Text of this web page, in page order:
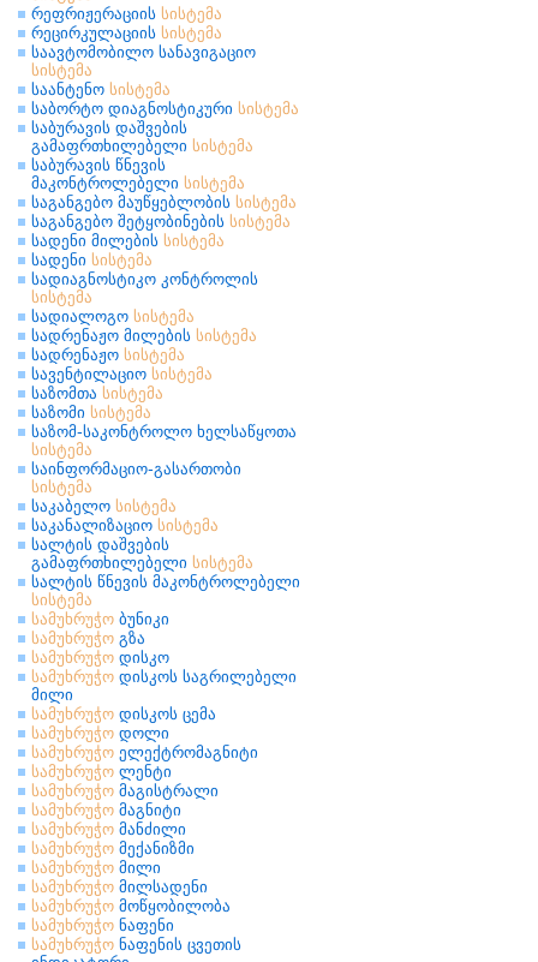
რეფრიჟერაციის სისტემა
რეცირკულაციის სისტემა
საავტომობილო სანავიგაციო
სისტემა
საანტენო სისტემა
საბორტო დიაგნოსტიკური სისტემა
საბურავის დაშვების
გამაფრთხილებელი სისტემა
საბურავის წნევის
მაკონტროლებელი სისტემა
საგანგებო მაუწყებლობის სისტემა
საგანგებო შეტყობინების სისტემა
სადენი მილების სისტემა
სადენი სისტემა
სადიაგნოსტიკო კონტროლის
სისტემა
სადიალოგო სისტემა
სადრენაჟო მილების სისტემა
სადრენაჟო სისტემა
სავენტილაციო სისტემა
საზომთა სისტემა
საზომი სისტემა
საზომ-საკონტროლო ხელსაწყოთა
სისტემა
საინფორმაციო-გასართობი
სისტემა
საკაბელო სისტემა
საკანალიზაციო სისტემა
სალტის დაშვების
გამაფრთხილებელი სისტემა
სალტის წნევის მაკონტროლებელი
სისტემა
სამუხრუჭო ბუნიკი
სამუხრუჭო გზა
სამუხრუჭო დისკო
სამუხრუჭო დისკოს საგრილებელი
მილი
სამუხრუჭო დისკოს ცემა
სამუხრუჭო დოლი
სამუხრუჭო ელექტრომაგნიტი
სამუხრუჭო ლენტი
სამუხრუჭო მაგისტრალი
სამუხრუჭო მაგნიტი
სამუხრუჭო მანძილი
სამუხრუჭო მექანიზმი
სამუხრუჭო მილი
სამუხრუჭო მილსადენი
სამუხრუჭო მოწყობილობა
სამუხრუჭო ნაფენი
სამუხრუჭო ნაფენის ცვეთის